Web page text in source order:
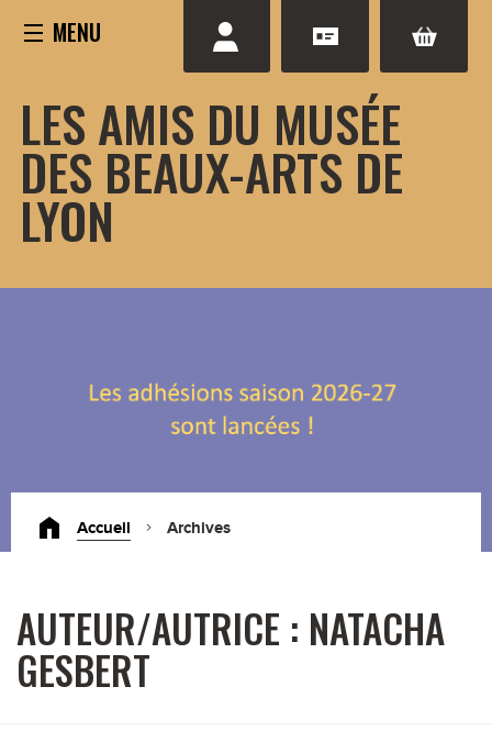
LES AMIS DU MUSÉE
DES BEAUX-ARTS DE
LYON
Accueil Archives
AUTEUR/AUTRICE : NATACHA
GESBERT